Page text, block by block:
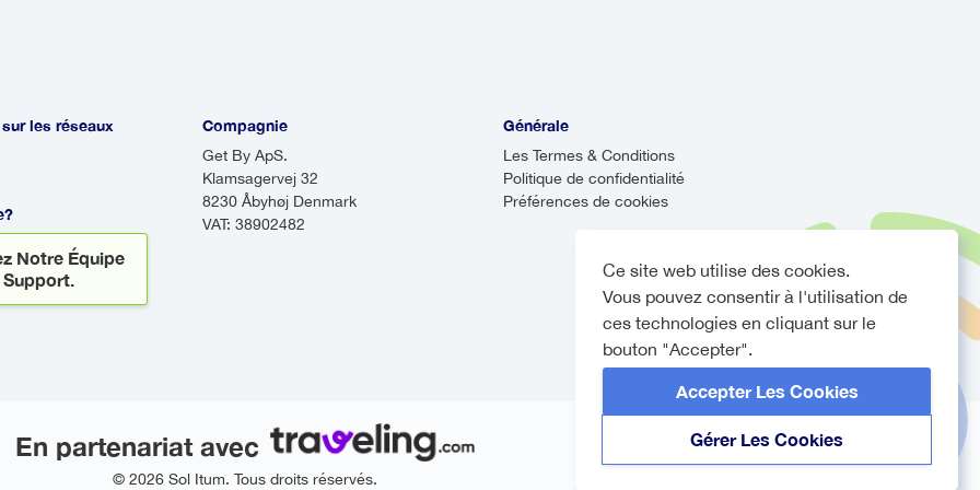
Ce site web utilise des cookies.
Vous pouvez consentir à l'utilisation de
ces technologies en cliquant sur le
bouton "Accepter".
Accepter Les Cookies
Gérer Les Cookies
les réseaux
Notre Équipe
Support.
Compagnie
Get By ApS.
Klamsagervej 32
8230 Åbyhøj Denmark
VAT: 38902482
Générale
Les Termes & Conditions
Politique de confidentialité
Préférences de cookies
En partenariat avec
© 2026 Sol Itum. Tous droits réservés.